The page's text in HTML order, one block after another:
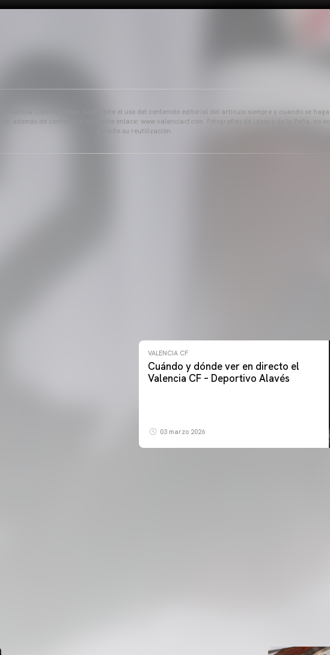
Valencia Club de Fútbol. Se permite el uso del contenido editorial del artículo siempre y cuando se haga
además de contener el siguiente enlace: www.valenciacf.com. Fotografías de Lázaro de la Peña, no se
permite su reutilización.
VALENCIA CF
Cuándo y dónde ver en directo el
Valencia CF – Deportivo Alavés
03 marzo 2026